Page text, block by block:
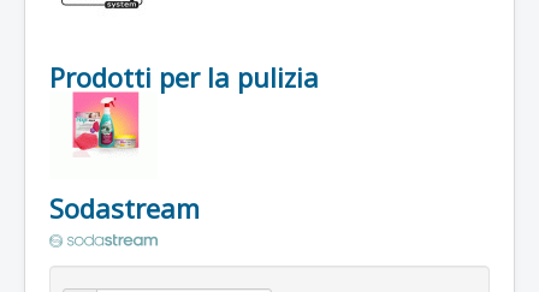
Prodotti per la pulizia
Sodastream